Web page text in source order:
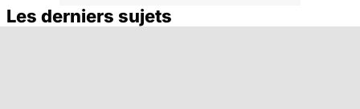
Les derniers sujets